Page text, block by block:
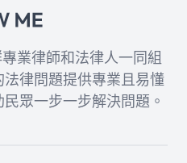
業律師和法律人一同組
律問題提供專業且易懂
眾一步一步解決問題。